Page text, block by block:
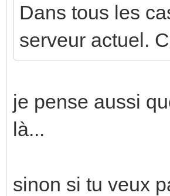
Dans tous les
serveur actuel.
je pense aussi
là...
sinon si tu veux